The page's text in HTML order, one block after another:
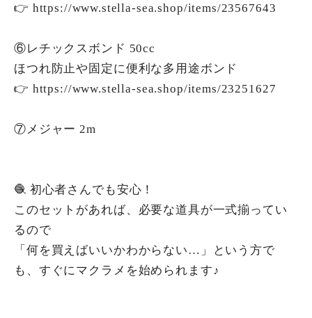
👉 https://www.stella-sea.shop/items/23567643
⑥レチックスボンド 50cc
ほつれ防止や固定に便利な多用途ボンド
👉 https://www.stella-sea.shop/items/23251627
⑦メジャー 2m
🧶 初心者さんでも安心！
このセットがあれば、必要な道具が一式揃ってい
るので
「何を買えばいいかわからない…」という方で
も、すぐにマクラメを始められます♪